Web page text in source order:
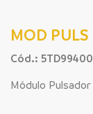
MOD
Cód.: 5TD99400
Módulo Pulsador